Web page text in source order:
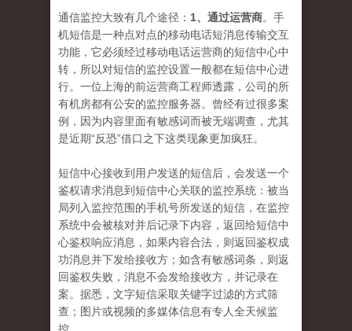
通信监控大致有几个途径： 1、通过运营商。手
机短信是一种点对点的移动电话短消息传输交互
功能，它必须经过移动电话运营商的短信中心中
转，所以对短信的监控设置一般都在短信中心进
行。一位上海的前运营商工程师透露，公司的所
有机房都有公安的监控服务器。曾经有过很多案
例，因为内容里面有敏感词而被无端调查，尤其
是近期“反恐”借口之下这类现象更加疯狂。
短信中心接收到用户发送的短信后，会发送一个
鉴权请求消息到短信中心关联的监控系统：被当
局列入监控范围的手机号所发送的短信，在监控
系统中会被核对并后记录下内容，返回给短信中
心鉴权响应消息，如果内容合法，则返回鉴权成
功消息并下发给接收方；如含有敏感词条，则返
回鉴权失败，消息不会发给接收方，并记录在
案。据悉，文字短信采取关键字过滤的方式筛
查；图片或视频的多媒体信息有专人全天候监